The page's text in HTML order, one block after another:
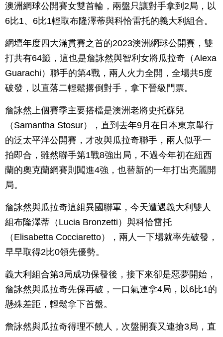
澳洲網球公開賽女雙首輪，兩盤只讓對手拿到2局，以
6比1、6比1輕取布隆澤蒂與科恰雷托的義大利組合。
網壇年度四大滿貫賽之首的2023澳洲網球公開賽，雙
打共有64籤，這也是詹詠然與智利女將瓜拉奇（Alexa
Guarachi）聯手的第4戰，兩人火力全開，全場共5度
破發，以直落二輕鬆撂倒對手，拿下晉級門票。
詹詠然上個賽季主要搭檔是澳洲老將史托蘇兒
（Samantha Stosur），直到去年9月在日本東京舉行
的泛太平洋公開賽，才改與瓜拉奇聯手，兩人似乎一
拍即合，雖然聯手第1戰8強出局，不過今年初在紐西
蘭的奧克蘭網賽則闖進4強，也替新的一年打出亮麗開
局。
詹詠然與瓜拉奇這組異國聯軍，今天遭遇義大利雙人
組布隆澤蒂（Lucia Bronzetti）與科恰雷托
（Elisabetta Cocciaretto），兩人一下場就率先破發，
早早取得2比0領先優勢。
義大利組合第3局成功保發後，接下來卻是惡夢開始，
詹詠然與瓜拉奇先保再破，一口氣連拿4局，以6比1的
懸殊差距，輕鬆拿下首盤。
詹詠然與瓜拉奇得理不饒人，次盤開賽又連搶3局，直